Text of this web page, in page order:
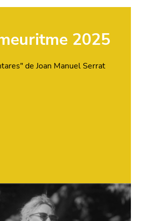
2025
de Joan Manuel Serrat